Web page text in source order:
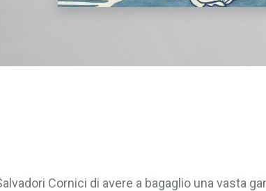
Cornici di avere a bagaglio una vasta